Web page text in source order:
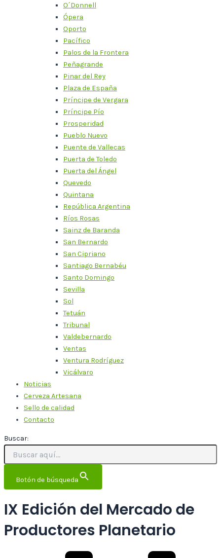
O´Donnell
Ópera
Oporto
Pacífico
Palos de la Frontera
Peñagrande
Pinar del Rey
Plaza de España
Príncipe de Vergara
Príncipe Pío
Prosperidad
Pueblo Nuevo
Puente de Vallecas
Puerta de Toledo
Puerta del Ángel
Quevedo
Quintana
República Argentina
Ríos Rosas
Sainz de Baranda
San Bernardo
San Cipriano
Santiago Bernabéu
Santo Domingo
Sevilla
Sol
Tetuán
Tribunal
Valdebernardo
Ventas
Ventura Rodríguez
Vicálvaro
Noticias
Cerveza Artesana
Sello de calidad
Contacto
Buscar:
Botón de búsqueda
IX Edición del Mercado de
Productores Planetario